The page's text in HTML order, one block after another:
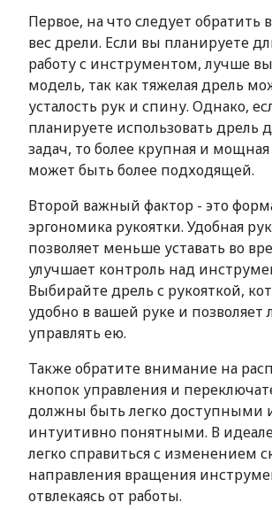
Первое, на что следует обратить
вес дрели. Если вы планируете
работу с инструментом, лучше
модель, так как тяжелая дрель
усталость рук и спину. Однако,
планируете использовать дрель
задач, то более крупная и
может быть более подходящей.
Второй важный фактор - это
эргономика рукоятки. Удобная
позволяет меньше уставать во
улучшает контроль над
Выбирайте дрель с рукояткой,
удобно в вашей руке и позволяет
управлять ею.
Также обратите внимание на
кнопок управления и
должны быть легко доступными
интуитивно понятными. В
легко справиться с изменением
направления вращения
отвлекаясь от работы.